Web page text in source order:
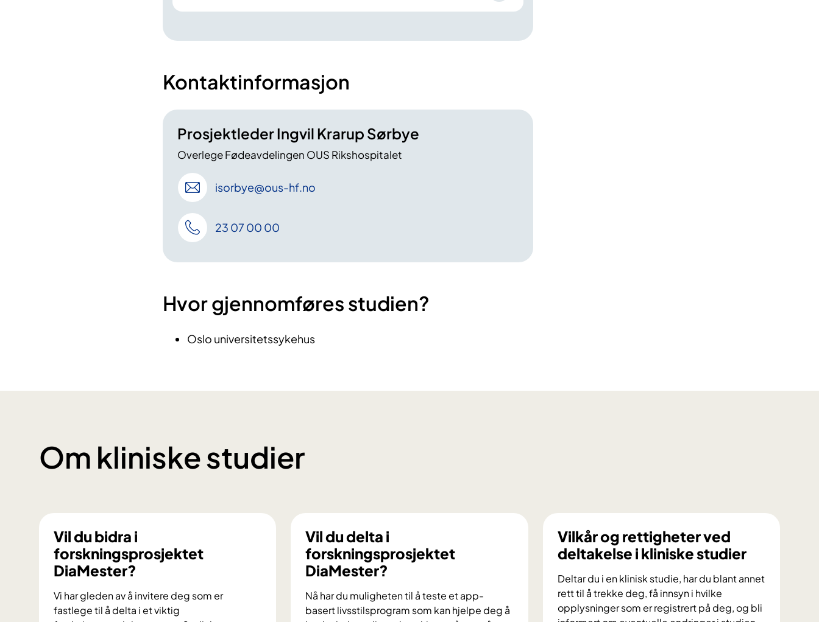
Kontaktinformasjon
Prosjektleder Ingvil Krarup Sørbye
Overlege Fødeavdelingen OUS Rikshospitalet
isorbye@ous-hf.no
23 07 00 00
Hvor gjennomføres studien?
Oslo universitetssykehus
Om kliniske studier
Vil du bidra i
forskningsprosjektet
DiaMester?
Vi har gleden av å invitere deg som er
fastlege til å delta i et viktig
Vil du delta i
forskningsprosjektet
DiaMester?
Nå har du muligheten til å teste et app-
basert livsstilsprogram som kan hjelpe deg å
Vilkår og rettigheter ved
deltakelse i kliniske studier
Deltar du i en klinisk studie, har du blant annet
rett til å trekke deg, få innsyn i hvilke
opplysninger som er registrert på deg, og bli